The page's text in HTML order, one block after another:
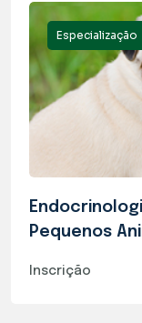
Especialização
Pequenos
Inscrição